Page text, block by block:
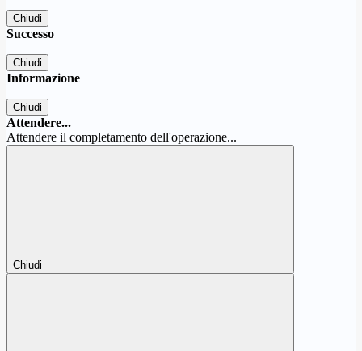
Chiudi
Successo
Chiudi
Informazione
Chiudi
Attendere...
Attendere il completamento dell'operazione...
Chiudi